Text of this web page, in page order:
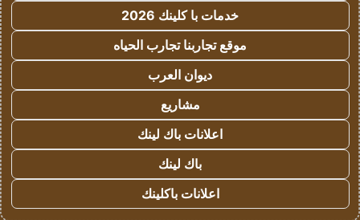
خدمات با كلينك 2026
موقع تجاربنا تجارب الحياه
ديوان العرب
مشاريع
اعلانات باك لينك
باك لينك
اعلانات باكلينك